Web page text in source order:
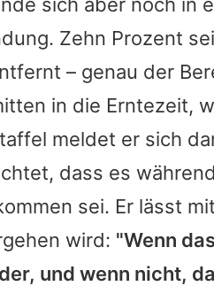
Zehn Prozent
– genau der
in die Erntezeit,
meldet er sich
dass es
sei. Er lässt
wird: "Wenn
und wenn nicht,